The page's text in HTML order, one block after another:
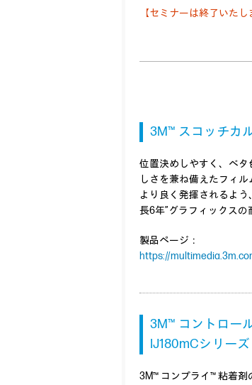
【セミナーは終了いたし
3M™ スコッチカ
位置決めしやすく、ベ
しさを兼ね備えたフィ
より良く発揮されるよ
長6年”グラフィックスの
製品ページ：
https://
3M™ コントロー
IJ180mCシリーズ
3M™ コンプライ™ 粘着